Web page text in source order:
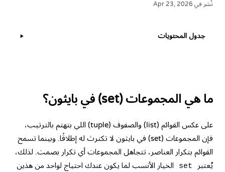
نُشر في Apr 23, 2026
ما هي المجموعات (set) في بايثون؟
على عكس القوائم (list) والصفوف (tuple) اللي بتهتم بالترتيب،
فإن المجموعات (set) في بايثون لا تكترث له إطلاقًا. وبينما تسمح
القوائم بتكرار العناصر، تتجاهل المجموعات أي تكرار بصمت. لذلك،
يُعتبر
set
الخيار الأنسب لما يكون عندك احتياج لواحد من هذين
جدول المحتويات ▶